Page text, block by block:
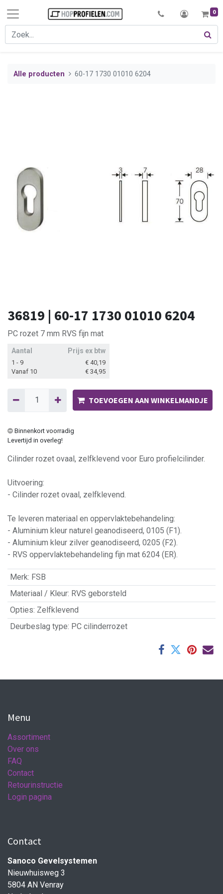
0
Alle producten 60-17 1730 01010 6204
36819 | 60-17 1730 01010 6204
PC rozet 7 mm RVS fijn mat
Aantal Prijs ex btw
1 - 9 € 40,19
Vanaf 10
€ 34,95
TOEVOEGEN AAN WINKELMANDJE
Binnenkort voorradig
Levertijd in overleg!
Cilinder rozet ovaal, zelfklevend voor Euro profielcilinder.
Uitvoering:
- Cilinder rozet ovaal, zelfklevend.
Te leveren materiaal en oppervlaktebehandeling:
- Aluminium kleur naturel geanodiseerd, 0105 (F1).
- Aluminium kleur zilver geanodiseerd, 0205 (F2).
- RVS oppervlaktebehandeling fijn mat 6204 (ER).
Merk: FSB
Materiaal / Kleur: RVS geborsteld
Opties: Zelfklevend
Deurbeslag type: PC cilinderrozet
Menu
Assortiment
Over ons
FAQ
Contact
Retourinstructie
Login pagina
Contact
Sanoco Gevelsystemen
Nieuwhuisweg 3
5804 AN Venray